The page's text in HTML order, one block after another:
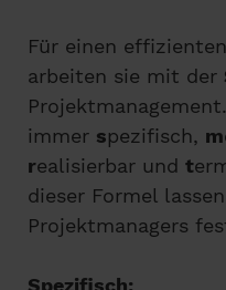
Für einen
arbeiten sie mit der
immer spezifisch, m
realisierbar und t
dieser Formel
Projektmanagers
Spezifisch: